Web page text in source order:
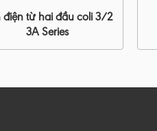
điện từ hai đầu coli 3/2
3A Series